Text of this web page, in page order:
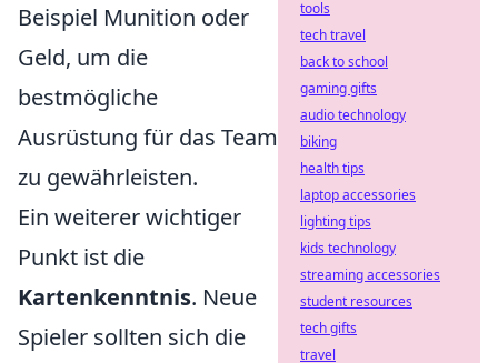
Beispiel Munition oder
Geld, um die
bestmögliche
Ausrüstung für das Team
zu gewährleisten.
Ein weiterer wichtiger
Punkt ist die
Kartenkenntnis. Neue
Spieler sollten sich die
tools
tech travel
back to school
gaming gifts
audio technology
biking
health tips
laptop accessories
lighting tips
kids technology
streaming accessories
student resources
tech gifts
travel